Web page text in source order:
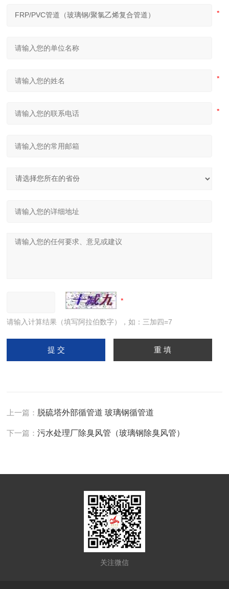
请输入计算结果（填写阿拉伯数字），如：三加四=7
上一篇： 脱硫塔外部循管道 玻璃钢循管道
下一篇：污水处理厂除臭风管（玻璃钢除臭风管）
关注微信